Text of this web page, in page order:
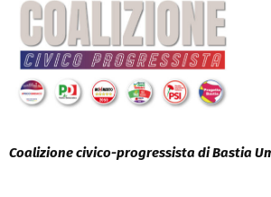
Coalizione civico-progressista di Bastia